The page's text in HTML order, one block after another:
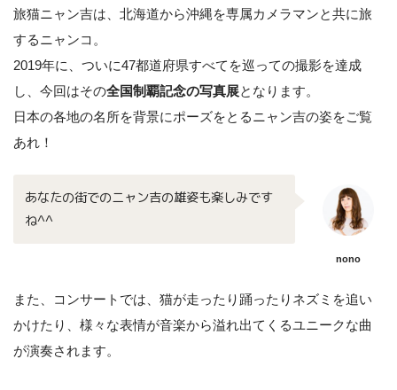
旅猫ニャン吉は、北海道から沖縄を専属カメラマンと共に旅
するニャンコ。
2019年に、ついに47都道府県すべてを巡っての撮影を達成
し、今回はその全国制覇記念の写真展となります。
日本の各地の名所を背景にポーズをとるニャン吉の姿をご覧
あれ！
あなたの街でのニャン吉の雄姿も楽しみです
ね^^
nono
また、コンサートでは、猫が走ったり踊ったりネズミを追い
かけたり、様々な表情が音楽から溢れ出てくるユニークな曲
が演奏されます。